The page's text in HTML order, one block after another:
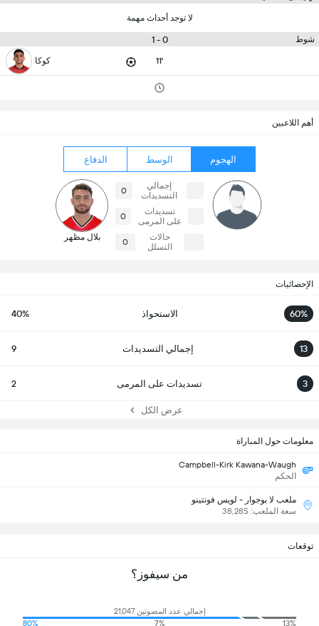
لا توجد أحداث مهمة
شوط 0 - 1
11' كوكا
أهم اللاعبين
الهجوم الوسط الدفاع
إجمالي
التسديدات
0
تسديدات
على المرمى
0
حالات
التسلل
0 بلال مظهر
الإحصائيات
60% الاستحواذ 40%
13 إجمالي التسديدات 9
3 تسديدات على المرمى 2
عرض الكل
معلومات حول المباراة
Campbell-Kirk Kawana-Waugh
الحكم
ملعب لا بوجوار - لويس فونتينو
سعة الملعب: 38,285
توقعات
من سيفوز؟
إجمالي عدد المصوتين 21,047
13%
7%
80%